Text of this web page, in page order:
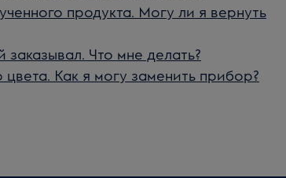
продукта. Могу ли я вернуть
заказывал. Что мне делать?
Как я могу заменить прибор?